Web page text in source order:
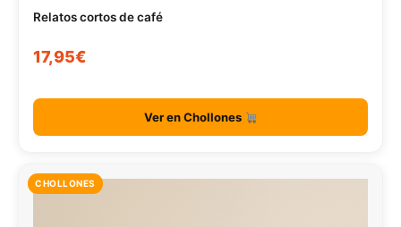
Relatos cortos de café
17,95€
Ver en Chollones
CHOLLONES